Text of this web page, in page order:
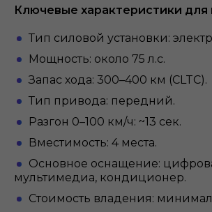
Ключевые характеристики для
Тип силовой установки:
Мощность: около 75 л.с.
Запас хода: 300–400 км (CLTC).
Тип привода: передний.
Разгон 0–100 км/ч: ~13 сек.
Вместимость: 4 места.
Основное оснащение:
мультимедиа, кондиционер.
Стоимость владения: